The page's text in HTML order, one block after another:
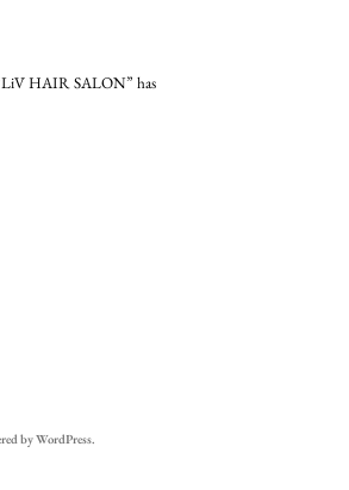
HAIR SALON” has
byWordPress.